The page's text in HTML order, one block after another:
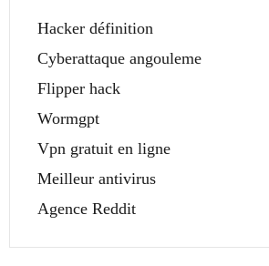
Hacker définition
Cyberattaque angouleme
Flipper hack
Wormgpt
Vpn gratuit en ligne
Meilleur antivirus
Agence Reddit